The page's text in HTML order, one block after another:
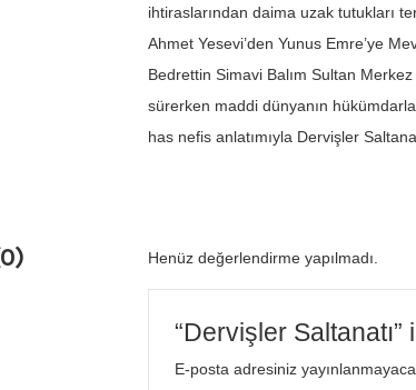
ihtiraslarından daima uzak tutukları
Ahmet Yesevi’den Yunus Emre’ye
Bedrettin Simavi Balım Sultan
sürerken maddi dünyanın
has nefis anlatımıyla Dervişler
Henüz değerlendirme yapılmadı.
“Dervişler
E-posta adresiniz